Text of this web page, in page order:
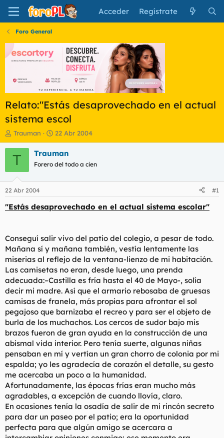
Acceder Regístrate
Foro General
Relato:"Estás desaprovechado en el actual
sistema escol
I
n
i
a
d
o
r
t
e
m
a
Trauman
F
e
c
a
i
n
o
22 Abr 2004
T Trauman
Forero del todo a cien
22 Abr 2004 #1
"Estás desaprovechado en el actual sistema escolar"
Conseguí salir vivo del patio del colegio, a pesar de todo.
Mañana sí y mañana también, vestía lentamente las
miserias al reflejo de la ventana-lienzo de mi habitación.
Las camisetas no eran, desde luego, una prenda
adecuada:–Castilla es fría hasta el 40 de Mayo-, solía
decir mi madre. Así que el armario rebosaba de gruesas
camisas de franela, más propias para afrontar el sol
pegajoso que barnizaba el recreo y para ser el objeto de
burla de los muchachos. Los cercos de sudor bajo mis
brazos fueron de gran ayuda en la construcción de una
abismal vida interior. Pero tenía suerte, algunas niñas
pensaban en mí y vertían un gran chorro de colonia por mi
espalda; yo les agradecía de corazón el detalle, su gesto
me acercaba un poco a la humanidad.
Afortunadamente, las épocas frías eran mucho más
agradables, a excepción de cuando llovía, claro.
En ocasiones tenía la osadía de salir de mi rincón secreto
para dar un paseo por el patio; era la oportunidad
perfecta para que algún amigo se acercara a